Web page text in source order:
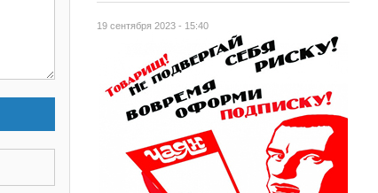
19 сентября 2023 - 15:40